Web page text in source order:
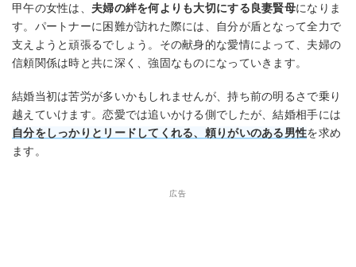
甲午の女性は、 夫婦の絆を何よりも大切にする良妻賢母になりま
す。パートナーに困難が訪れた際には、自分が盾となって全力で
支えようと頑張るでしょう。その献身的な愛情によって、夫婦の
信頼関係は時と共に深く、強固なものになっていきます。
結婚当初は苦労が多いかもしれませんが、持ち前の明るさで乗り
越えていけます。恋愛では追いかける側でしたが、結婚相手には
自分をしっかりとリードしてくれる、頼りがいのある男性を求め
ます。
広告